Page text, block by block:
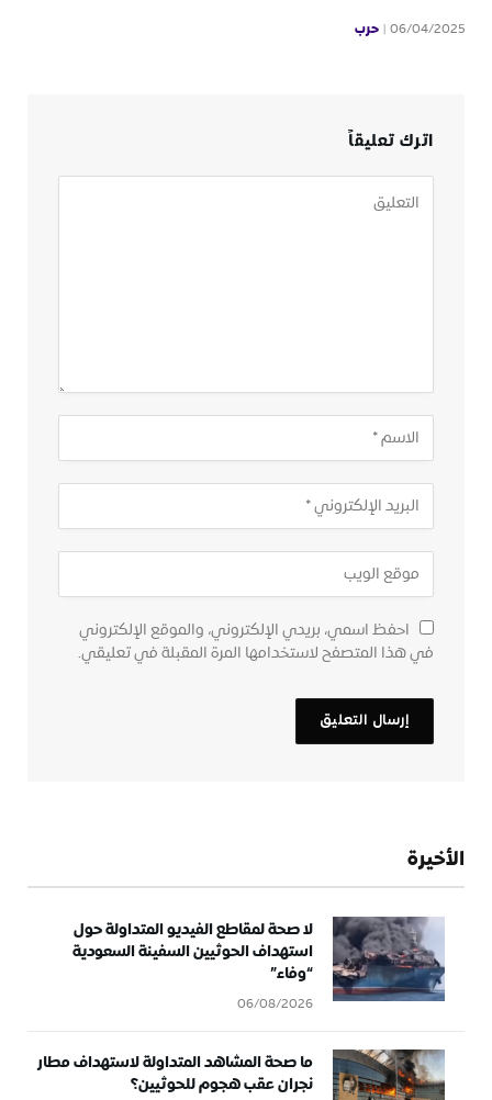
06/04/2025 حرب
اترك تعليقاً
احفظ اسمي، بريدي الإلكتروني، والموقع الإلكتروني
في هذا المتصفح لاستخدامها المرة المقبلة في تعليقي.
الأخيرة
لا صحة لمقاطع الفيديو المتداولة حول
استهداف الحوثيين السفينة السعودية
“وفاء”
06/08/2026
ما صحة المشاهد المتداولة لاستهداف مطار
نجران عقب هجوم للحوثيين؟